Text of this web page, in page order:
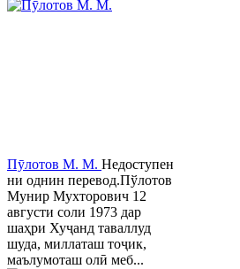
Пӯлотов М. М. Недоступен
ни однин перевод.Пўлотов
Мунир Мухторович 12
августи соли 1973 дар
шаҳри Хуҷанд таваллуд
шуда, миллаташ тоҷик,
маълумоташ олӣ меб...